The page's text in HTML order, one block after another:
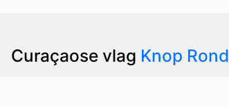
Curaçaose vlag Knop Rond